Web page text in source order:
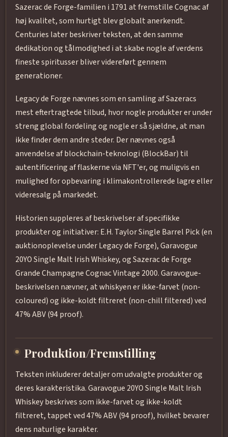
Sazerac de Forge-familien i 1791 at fremstille Cognac af
høj kvalitet, som hurtigt blev globalt anerkendt.
Centuries later beskriver teksten, at den samme
dedikation og tålmodighed i at skabe nogle af verdens
fineste spiritusser bliver videreført gennem
generationer.
Legacy de Forge nævnes som en samling af Sazeracs
mest eftertragtede tilbud, hvor nogle produkter er under
streng global fordeling og nogle er så sjældne, at man
ikke finder dem andre steder. Der nævnes også
anvendelse af blockchain-teknologi (BlockBar) til
autentificering af flaskerne via NFT'er, og muligvis en
mulighed for opbevaring i klimakontrollerede lagre eller
videresalg på markedet.
Historien suppleres af beskrivelser af specifikke
produkter og initiativer: E.H. Taylor Single Barrel Pick (en
auktionoplevelse under Legacy de Forge), Garavogue
20YO Single Malt Irish Whiskey, og Sazerac de Forge
Grande Champagne Cognac Vintage 2000. Garavogue-
beskrivelsen nævner, at whiskyen er ikke-farvet (non-
coloured) og ikke-koldt filtreret (non-chill filtered) ved
47% ABV (94 proof).
Produktion/Fremstilling
Teksten inkluderer detaljer om udvalgte produkter og
deres karakteristika. Garavogue 20YO Single Malt Irish
Whiskey beskrives som ikke-farvet og ikke-koldt
filtreret, tappet ved 47% ABV (94 proof), hvilket bevarer
dens naturlige karakter.